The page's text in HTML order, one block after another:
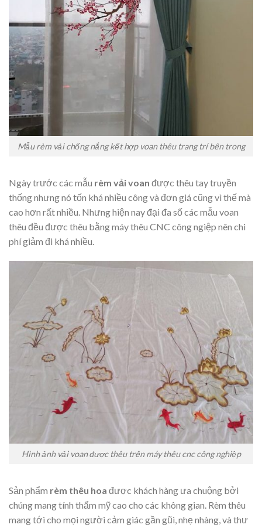
Mẫu rèm vải chống nắng kết hợp voan thêu trang trí bên trong
Ngày trước các mẫu rèm vải voan được thêu tay truyền
thống nhưng nó tốn khá nhiều công và đơn giá cũng vì thế mà
cao hơn rất nhiều. Nhưng hiện nay đại đa số các mẫu voan
thêu đều được thêu bằng máy thêu CNC công ngiệp nên chi
phí giảm đi khá nhiều.
Hình ảnh vải voan được thêu trên máy thêu cnc công nghiệp
Sản phẩm rèm thêu hoa được khách hàng ưa chuộng bởi
chúng mang tính thẩm mỹ cao cho các không gian. Rèm thêu
mang tới cho mọi người cảm giác gần gũi, nhẹ nhàng, và thư